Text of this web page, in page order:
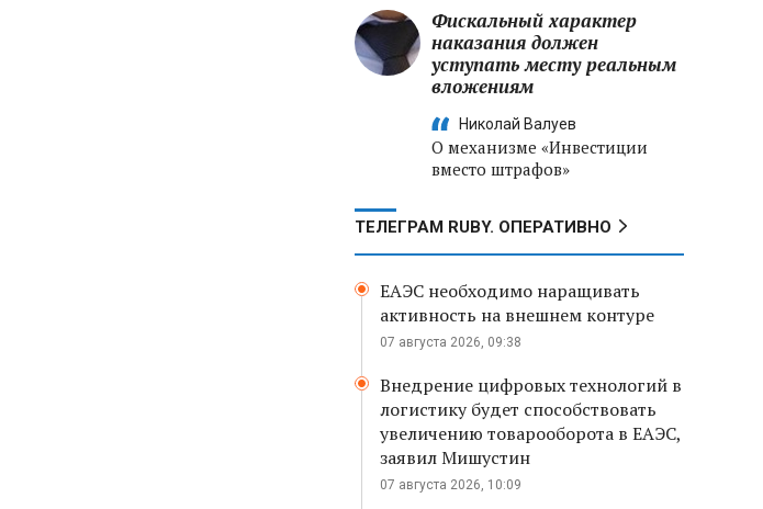
Фискальный характер
наказания должен
уступать месту реальным
вложениям
Николай Валуев
О механизме «Инвестиции
вместо штрафов»
ТЕЛЕГРАМ RUBY. ОПЕРАТИВНО
ЕАЭС необходимо наращивать
активность на внешнем контуре
07 августа 2026, 09:38
Внедрение цифровых технологий в
логистику будет способствовать
увеличению товарооборота в ЕАЭС,
заявил Мишустин
07 августа 2026, 10:09